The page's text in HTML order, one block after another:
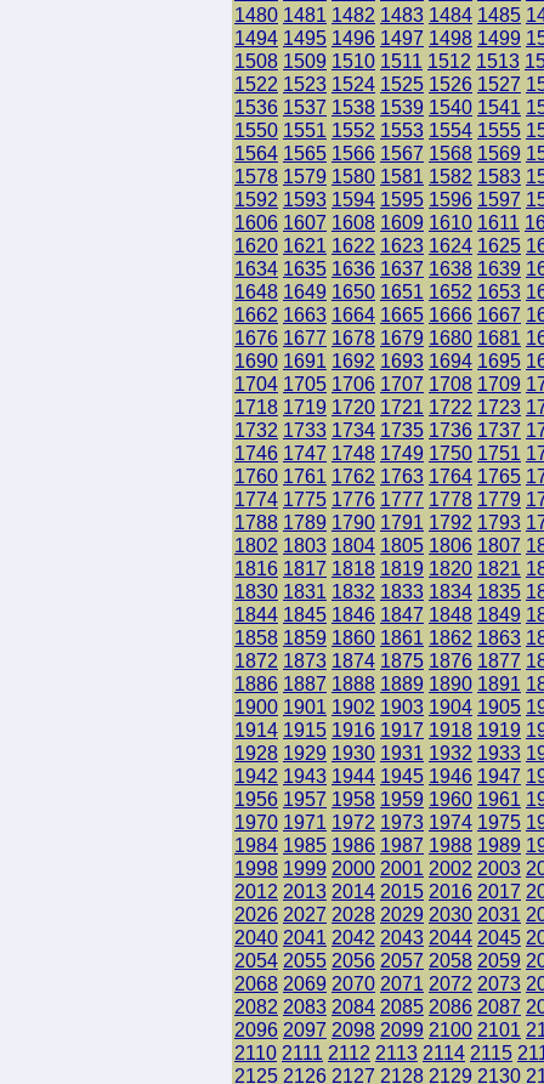
1480 1481 1482 1483 1484 1485
1494 1495 1496 1497 1498 1499
1508 1509 1510 1511 1512 1513
1522 1523 1524 1525 1526 1527
1536 1537 1538 1539 1540 1541
1550 1551 1552 1553 1554 1555
1564 1565 1566 1567 1568 1569
1578 1579 1580 1581 1582 1583
1592 1593 1594 1595 1596 1597
1606 1607 1608 1609 1610 1611
1620 1621 1622 1623 1624 1625
1634 1635 1636 1637 1638 1639
1648 1649 1650 1651 1652 1653
1662 1663 1664 1665 1666 1667
1676 1677 1678 1679 1680 1681
1690 1691 1692 1693 1694 1695
1704 1705 1706 1707 1708 1709
1718 1719 1720 1721 1722 1723
1732 1733 1734 1735 1736 1737
1746 1747 1748 1749 1750 1751
1760 1761 1762 1763 1764 1765
1774 1775 1776 1777 1778 1779
1788 1789 1790 1791 1792 1793
1802 1803 1804 1805 1806 1807
1816 1817 1818 1819 1820 1821
1830 1831 1832 1833 1834 1835
1844 1845 1846 1847 1848 1849
1858 1859 1860 1861 1862 1863
1872 1873 1874 1875 1876 1877
1886 1887 1888 1889 1890 1891
1900 1901 1902 1903 1904 1905
1914 1915 1916 1917 1918 1919
1928 1929 1930 1931 1932 1933
1942 1943 1944 1945 1946 1947
1956 1957 1958 1959 1960 1961
1970 1971 1972 1973 1974 1975
1984 1985 1986 1987 1988 1989
1998 1999 2000 2001 2002 2003
2012 2013 2014 2015 2016 2017
2026 2027 2028 2029 2030 2031
2040 2041 2042 2043 2044 2045
2054 2055 2056 2057 2058 2059
2068 2069 2070 2071 2072 2073
2082 2083 2084 2085 2086 2087
2096 2097 2098 2099 2100 2101
2110 2111 2112 2113 2114 2115
2125 2126 2127 2128 2129 2130